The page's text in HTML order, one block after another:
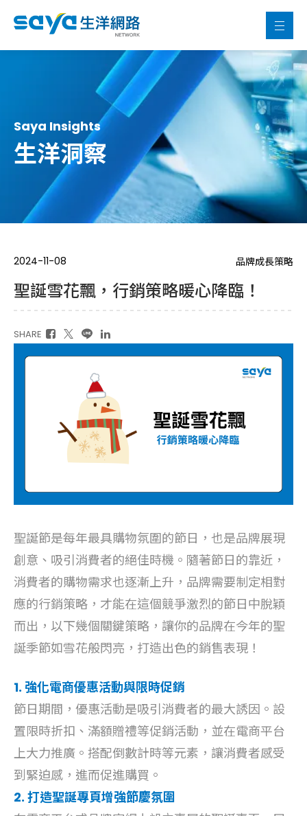
Saya Insights
生洋洞察
2024-11-08 品牌成長策略
聖誕雪花飄，行銷策略暖心降臨！
SHARE
聖誕節是每年最具購物氛圍的節日，也是品牌展現
創意、吸引消費者的絕佳時機。隨著節日的靠近，
消費者的購物需求也逐漸上升，品牌需要制定相對
應的行銷策略，才能在這個競爭激烈的節日中脫穎
而出，以下幾個關鍵策略，讓你的品牌在今年的聖
誕季節如雪花般閃亮，打造出色的銷售表現！
1. 強化電商優惠活動與限時促銷
節日期間，優惠活動是吸引消費者的最大誘因。設
置限時折扣、滿額贈禮等促銷活動，並在電商平台
上大力推廣。搭配倒數計時等元素，讓消費者感受
到緊迫感，進而促進購買。
2. 打造聖誕專頁增強節慶氛圍